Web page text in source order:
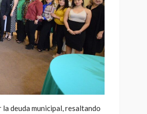
deuda municipal, resaltando